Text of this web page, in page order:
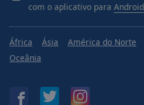
com o aplicativo para Android
África Ásia América do Norte
Oceânia